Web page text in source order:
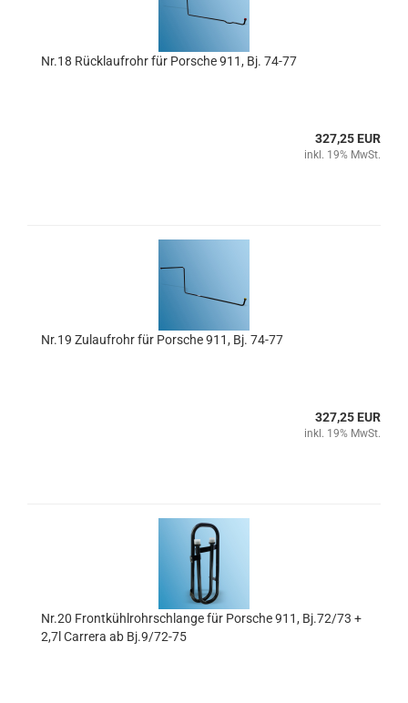
Nr.18 Rücklaufrohr für Porsche 911, Bj. 74-77
327,25 EUR
inkl. 19% MwSt.
Nr.19 Zulaufrohr für Porsche 911, Bj. 74-77
327,25 EUR
inkl. 19% MwSt.
Nr.20 Frontkühlrohrschlange für Porsche 911, Bj.72/73 +
2,7l Carrera ab Bj.9/72-75